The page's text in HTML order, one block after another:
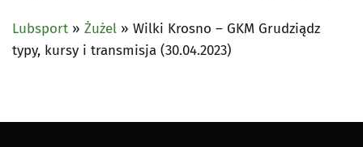
Lubsport » Żużel » Wilki Krosno – GKM Grudziądz
typy, kursy i transmisja (30.04.2023)